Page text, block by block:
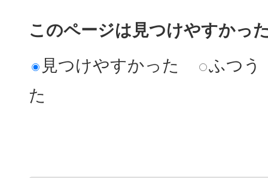
このページは見つけやすかっ
見つけやすかった
ふつう
た